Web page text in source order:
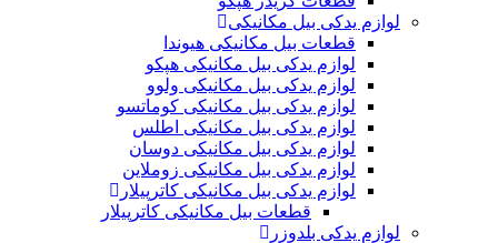
لوازم یدکی بیل مکانیکی
قطعات بیل مکانیکی هیوندا
لوازم یدکی بیل مکانیکی هپکو
لوازم یدکی بیل مکانیکی ولوو
لوازم یدکی بیل مکانیکی کوماتسو
لوازم یدکی بیل مکانیکی اطلس
لوازم یدکی بیل مکانیکی دوسان
لوازم یدکی بیل مکانیکی زوملاین
لوازم یدکی بیل مکانیکی کاترپیلار
قطعات بیل مکانیکی کاترپیلار
لوازم یدکی بلدوزر